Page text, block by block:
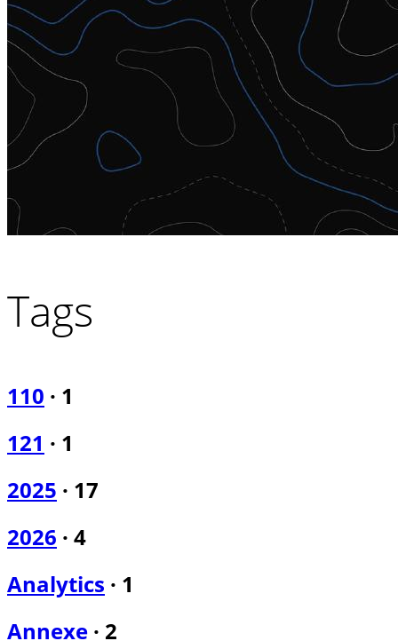
Tags
110 · 1
121 · 1
2025 · 17
2026 · 4
Analytics · 1
Annexe · 2